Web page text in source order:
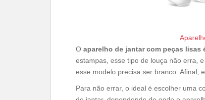
O aparelho de jantar com peças lisas
estampas, esse tipo de louça não erra,
esse modelo precisa ser branco. Afinal,
Para não errar, o ideal é escolher uma